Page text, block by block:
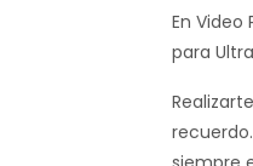
En
para